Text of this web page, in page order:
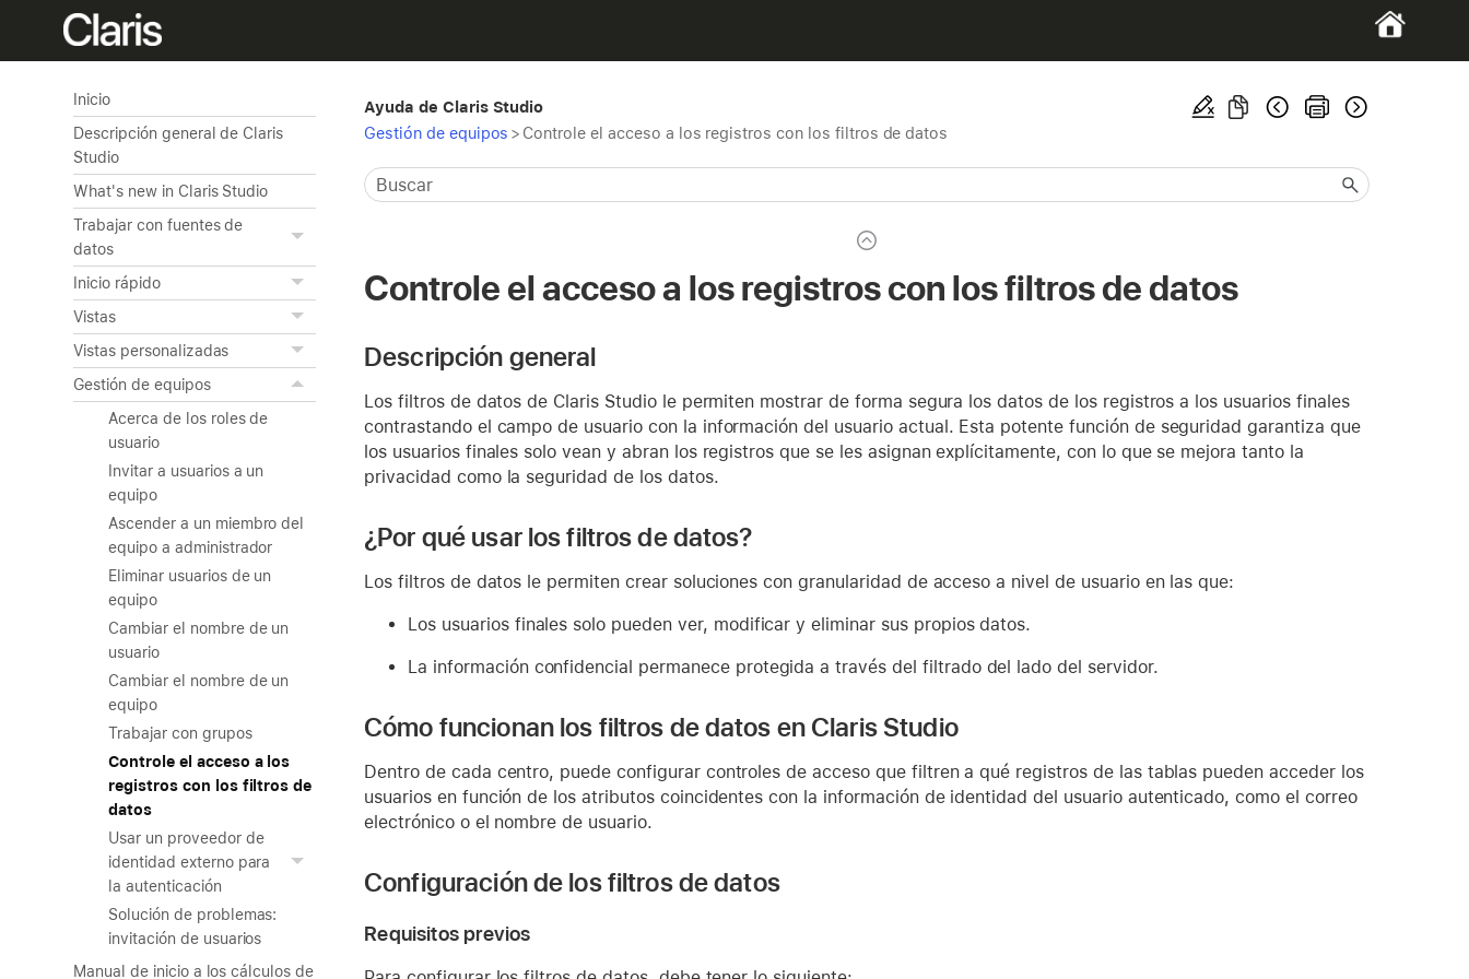
Inicio
Descripción general de Claris
Studio
What's new in Claris Studio
Trabajar con fuentes de
datos
Inicio rápido
Vistas
Vistas personalizadas
Gestión de equipos
Acerca de los roles de
usuario
Invitar a usuarios a un
equipo
Ascender a un miembro del
equipo a administrador
Eliminar usuarios de un
equipo
Cambiar el nombre de un
usuario
Cambiar el nombre de un
equipo
Trabajar con grupos
Controle el acceso a los
registros con los filtros de
datos
Usar un proveedor de
identidad externo para
la autenticación
Solución de problemas:
invitación de usuarios
Manual de inicio a los cálculos de
Ayuda de Claris Studio
Gestión de equipos > Controle el acceso a los registros con los filtros de datos
Controle el acceso a los registros con los filtros de datos
Descripción general
Los filtros de datos de Claris Studio le permiten mostrar de forma segura los datos de los registros a los usuarios finales
contrastando el campo de usuario con la información del usuario actual. Esta potente función de seguridad garantiza que
los usuarios finales solo vean y abran los registros que se les asignan explícitamente, con lo que se mejora tanto la
privacidad como la seguridad de los datos.
¿Por qué usar los filtros de datos?
Los filtros de datos le permiten crear soluciones con granularidad de acceso a nivel de usuario en las que:
Los usuarios finales solo pueden ver, modificar y eliminar sus propios datos.
La información confidencial permanece protegida a través del filtrado del lado del servidor.
Cómo funcionan los filtros de datos en Claris Studio
Dentro de cada centro, puede configurar controles de acceso que filtren a qué registros de las tablas pueden acceder los
usuarios en función de los atributos coincidentes con la información de identidad del usuario autenticado, como el correo
electrónico o el nombre de usuario.
Configuración de los filtros de datos
Requisitos previos